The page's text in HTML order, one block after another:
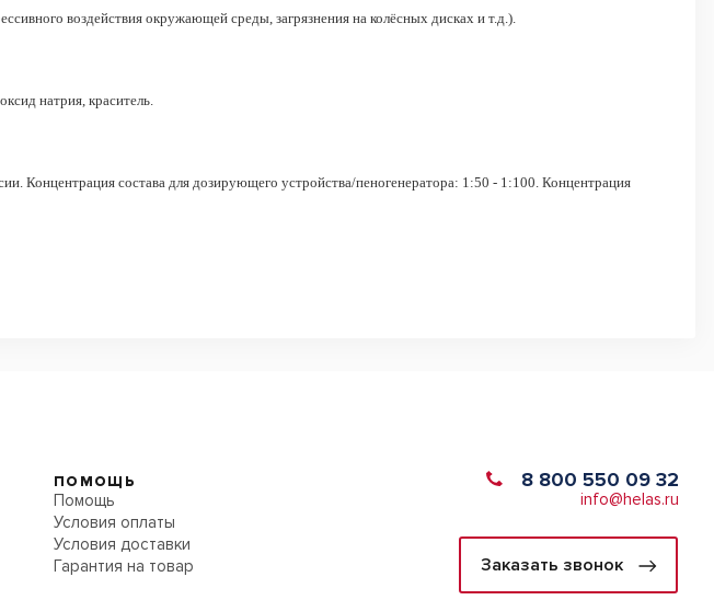
воздействия окружающей среды, загрязнения на колёсных дисках и т.д.).
натрия, краситель.
Концентрация состава для дозирующего устройства/пеногенератора: 1:50 - 1:100. Концентрация
ПОМОЩЬ
Помощь
Условия оплаты
Условия доставки
Гарантия на товар
8 800 550 09 32
info@helas.ru
Заказать звонок